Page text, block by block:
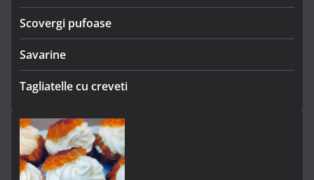
Scovergi pufoase
Savarine
Tagliatelle cu creveti